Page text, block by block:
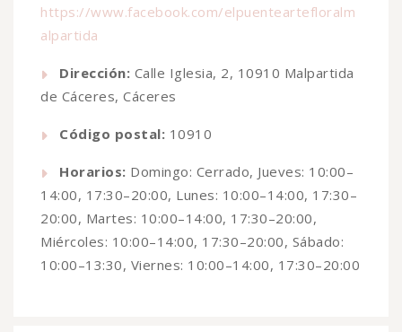
https://www.facebook.com/elpuenteartefloralm
alpartida
Dirección: Calle Iglesia, 2, 10910 Malpartida
de Cáceres, Cáceres
Código postal: 10910
Horarios: Domingo: Cerrado, Jueves: 10:00–
14:00, 17:30–20:00, Lunes: 10:00–14:00, 17:30–
20:00, Martes: 10:00–14:00, 17:30–20:00,
Miércoles: 10:00–14:00, 17:30–20:00, Sábado:
10:00–13:30, Viernes: 10:00–14:00, 17:30–20:00